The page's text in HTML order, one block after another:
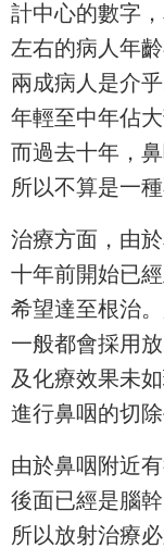
計中心的數字
左右的病人年
兩成病人是介
年輕至中年佔
而過去十年，
所以不算是一
治療方面，由
十年前開始已
希望達至根治
一般都會採用
及化療效果未
進行鼻咽的切除
由於鼻咽附近
後面已經是腦
所以放射治療